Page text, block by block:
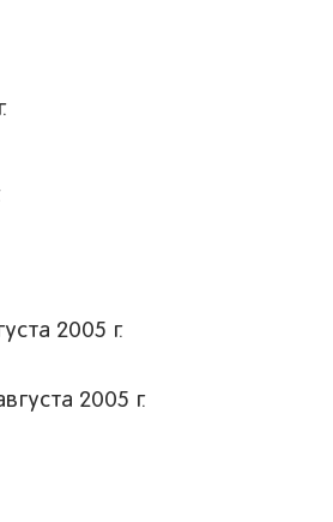
2005 г.
2005 г.